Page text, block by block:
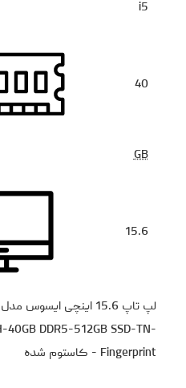
i5
40
GB
15.6
DDR5-512GB SSD-TN-
Fingerprint - کاستوم شده